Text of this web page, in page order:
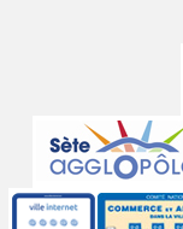
partenaires
Labels